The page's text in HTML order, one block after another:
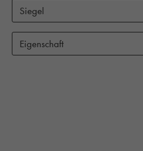
Siegel
Eigenschaft